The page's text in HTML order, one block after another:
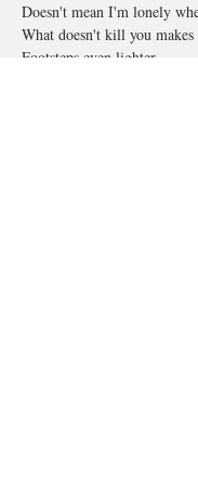
Doesn't mean I'm lonely
What doesn't kill you
Footsteps even lighter